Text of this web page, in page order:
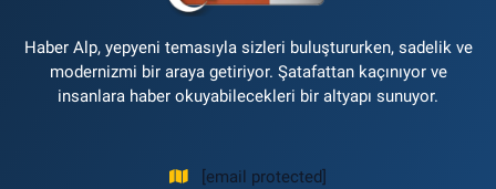
Haber Alp, yepyeni temasıyla sizleri buluştururken, sadelik ve
modernizmi bir araya getiriyor. Şatafattan kaçınıyor ve
insanlara haber okuyabilecekleri bir altyapı sunuyor.
[email protected]